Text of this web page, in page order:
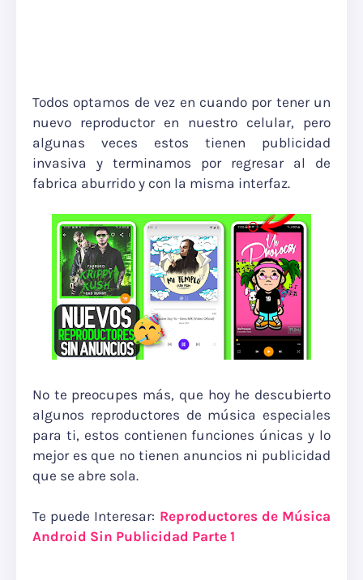
Todos optamos de vez en cuando por tener un
nuevo reproductor en nuestro celular, pero
algunas veces estos tienen publicidad
invasiva y terminamos por regresar al de
fabrica aburrido y con la misma interfaz.
No te preocupes más, que hoy he descubierto
algunos reproductores de música especiales
para ti, estos contienen funciones únicas y lo
mejor es que no tienen anuncios ni publicidad
que se abre sola.
Te puede Interesar: Reproductores de Música
Android Sin Publicidad Parte 1